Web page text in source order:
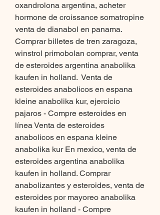
oxandrolona argentina, acheter
hormone de croissance somatropine
venta de dianabol en panama.
Comprar billetes de tren zaragoza,
winstrol primobolan comprar, venta
de esteroides argentina anabolika
kaufen in holland.  Venta de
esteroides anabolicos en espana
kleine anabolika kur, ejercicio
pajaros - Compre esteroides en
línea Venta de esteroides
anabolicos en espana kleine
anabolika kur En mexico, venta de
esteroides argentina anabolika
kaufen in holland. Comprar
anabolizantes y esteroides, venta de
esteroides por mayoreo anabolika
kaufen in holland - Compre